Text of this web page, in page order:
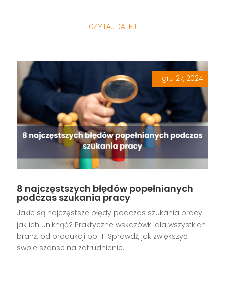
CZYTAJ DALEJ
8 najczęstszych błędów popełnianych
podczas szukania pracy
gru 27, 2024
|,,,
Jakie są najczęstsze błędy podczas szukania pracy i
jak ich uniknąć? Praktyczne wskazówki dla wszystkich
branż: od produkcji po IT. Sprawdź, jak zwiększyć
swoje szanse na zatrudnienie.